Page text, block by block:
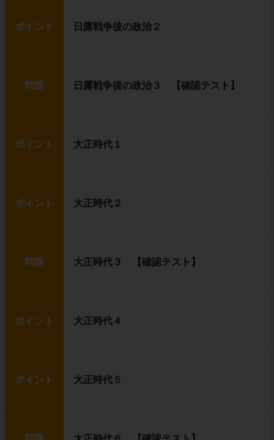
ポイント 日露戦争後の政治２
問題 日露戦争後の政治３ 【確認テスト】
ポイント 大正時代１
ポイント 大正時代２
問題 大正時代３ 【確認テスト】
ポイント 大正時代４
ポイント 大正時代５